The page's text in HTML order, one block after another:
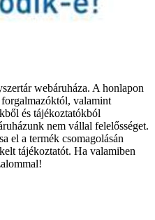
webáruháza. A honlapon
valamint
és tájékoztatókból
nem vállal felelősséget.
el a termék csomagolásán
tájékoztatót. Ha valamiben